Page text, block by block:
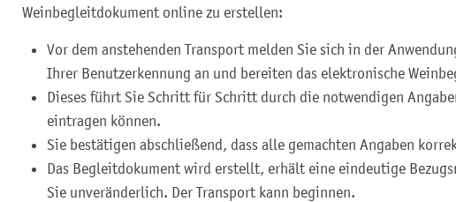
Weinbegleitdokument online zu erstellen:
Vor dem anstehenden Transport melden Sie sich in der
Ihrer Benutzerkennung an und bereiten das elektronische
Dieses führt Sie Schritt für Schritt durch die notwendigen
eintragen können.
Sie bestätigen abschließend, dass alle gemachten Angaben
Das Begleitdokument wird erstellt, erhält eine eindeutige
Sie unveränderlich. Der Transport kann beginnen.